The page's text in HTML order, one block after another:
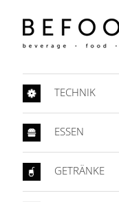
TECHNIK
ESSEN
GETRÄNKE